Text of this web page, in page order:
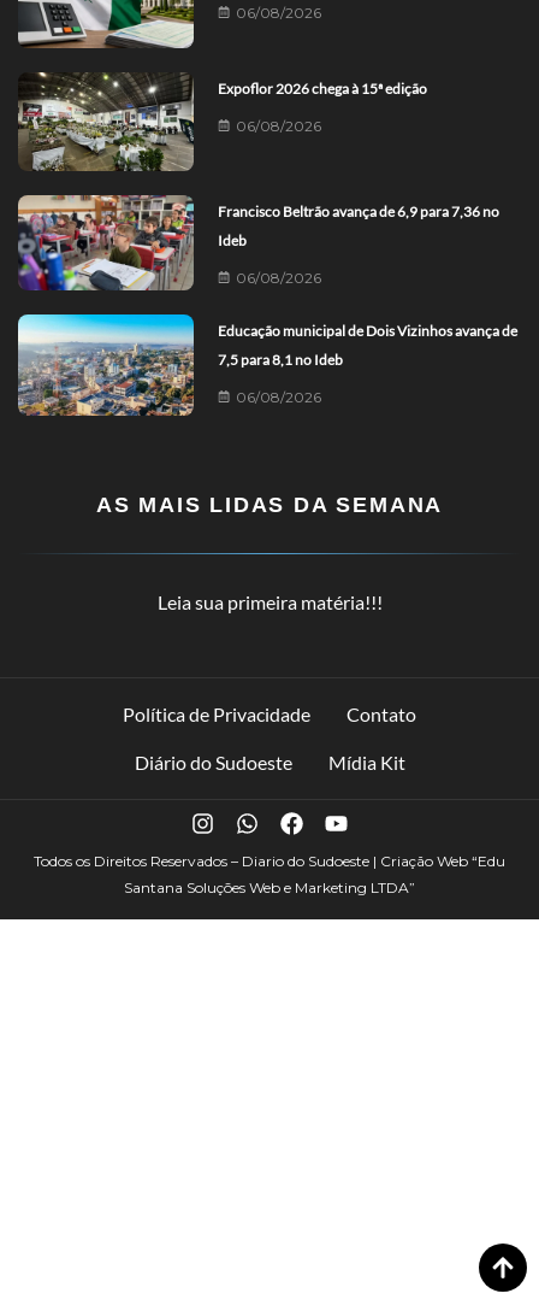
06/08/2026
Expoflor 2026 chega à 15ª edição
06/08/2026
Francisco Beltrão avança de 6,9 para 7,36 no
Ideb
06/08/2026
Educação municipal de Dois Vizinhos avança de
7,5 para 8,1 no Ideb
06/08/2026
AS MAIS LIDAS DA SEMANA
Leia sua primeira matéria!!!
Política de Privacidade Contato
Diário do Sudoeste Mídia Kit
Todos os Direitos Reservados – Diario do Sudoeste | Criação Web “Edu
Santana Soluções Web e Marketing LTDA”